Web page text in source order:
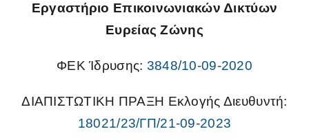
Ασφάλειας Συστημάτων
Επικοινωνιών και Δικτύωσης
Εργαστήριο Επικοινωνιακών Δικτύων
Ευρείας Ζώνης
ΦΕΚ Ίδρυσης: 3848/10-09-2020
ΔΙΑΠΙΣΤΩΤΙΚΗ ΠΡΑΞΗ Εκλογής Διευθυντή:
18021/23/ΓΠ/21-09-2023